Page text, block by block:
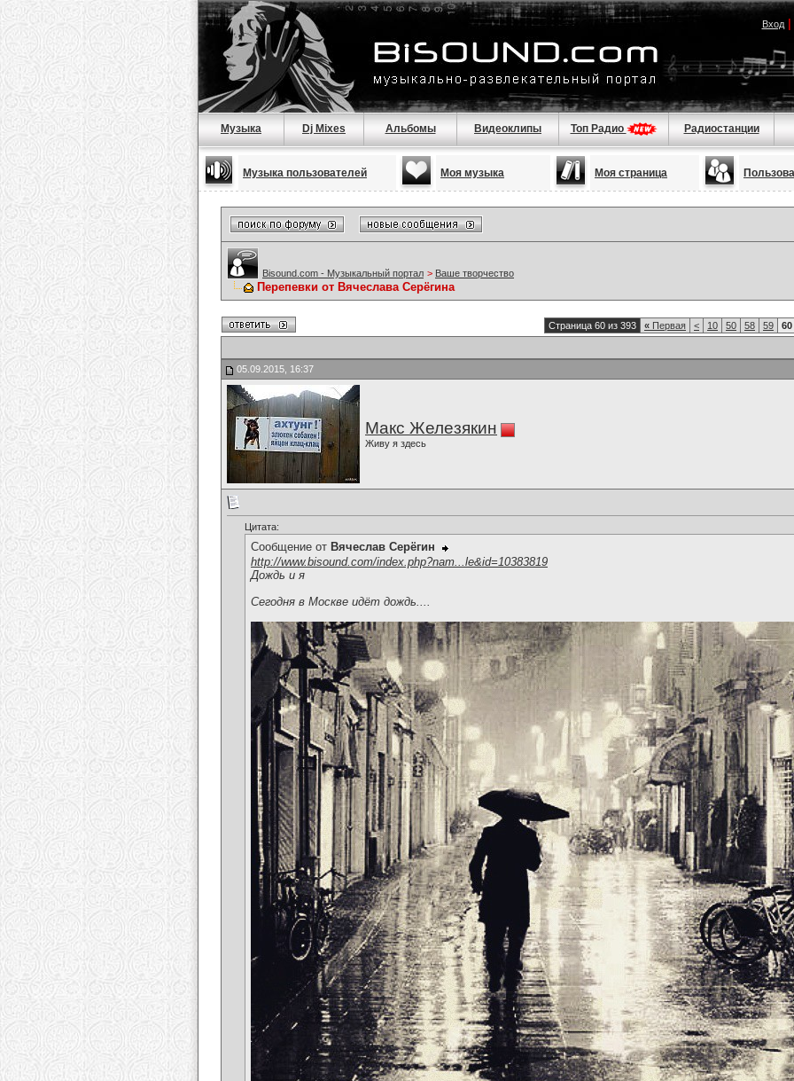
Вход|
Музыка Dj Mixes Альбомы Видеоклипы Топ Радио Радиостанции
Музыка пользователей Моя музыка Моя страница
Bisound.com - Музыкальный портал > Ваше творчество
Перепевки от Вячеслава Серёгина
Страница 60 из 393 « Первая < 10 50 58 59 60
05.09.2015, 16:37
Макс Железякин
Живу я здесь
Цитата:
Сообщение от Вячеслав Серёгин
http://www.bisound.com/index.php?nam...le&id=10383819
Дождь и я
Сегодня в Москве идёт дождь....